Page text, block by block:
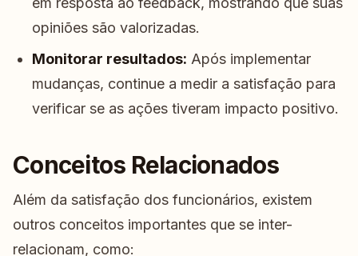
opiniões são valorizadas.
Monitorar resultados: Após implementar
mudanças, continue a medir a satisfação para
verificar se as ações tiveram impacto positivo.
Conceitos Relacionados
Além da satisfação dos funcionários, existem
outros conceitos importantes que se inter-
relacionam, como: